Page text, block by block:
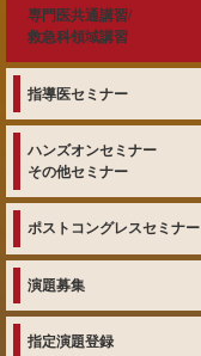
専門医共通講習/
救急科領域講習
指導医セミナー
ハンズオンセミナー
その他セミナー
ポストコングレスセミナー
演題募集
指定演題登録